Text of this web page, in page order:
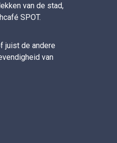
van de stad,
SPOT.
juist de andere
van